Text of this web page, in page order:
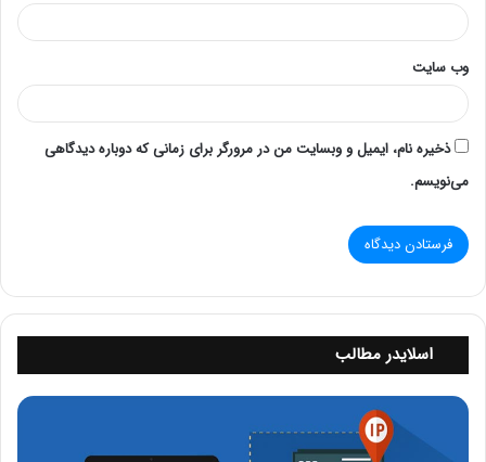
این الگوریتم مشابه Round Robin است، اما با این تفاوت که به
هر سرور وزنی اختصاص داده می‌شود. سرورهای با ظرفیت
بهینه‌سازی استفاده از منابع بسیار موثر است.
5. Random
ارسال می‌شوند. این روش ساده است اما ممکن است در برخی
شرایط منجر به عدم توازن بار شود.
این الگوریتم به سروری که سریع‌ترین زمان پاسخگویی را دارد،
درخواست را ارسال می‌کند. این روش به بهبود تجربه کاربری و
کاهش زمان بارگذاری کمک می‌کند.
وب‌ سایت
ذخیره نام، ایمیل و وبسایت من در مرورگر برای زمانی که دوباره دیدگاهی
می‌نویسم.
اسلایدر مطالب
ن